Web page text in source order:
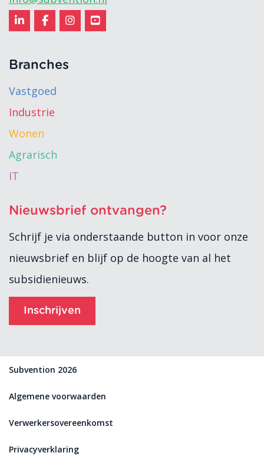
Branches
Vastgoed
Industrie
Wonen
Agrarisch
IT
Nieuwsbrief ontvangen?
Schrijf je via onderstaande button in voor onze
nieuwsbrief en blijf op de hoogte van al het
subsidienieuws.
Inschrijven
Subvention 2026
Algemene voorwaarden
Verwerkersovereenkomst
Privacyverklaring